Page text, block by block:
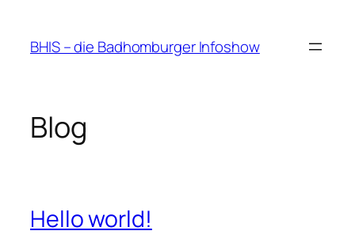
springen
BHIS – die Badhomburger Infoshow
Blog
Hello world!